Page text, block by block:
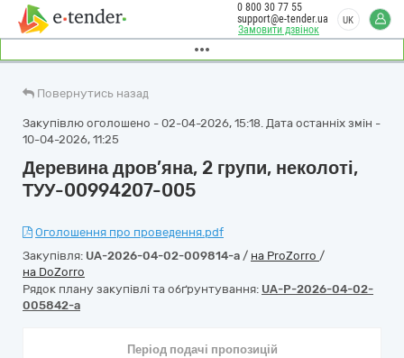
Замовити дзвінок
0 800 30 77 55
support@e-tender.ua
UK
Повернутись назад
Закупівлю оголошено - 02-04-2026, 15:18. Дата останніх змін -
10-04-2026, 11:25
Деревина дров’яна, 2 групи, неколоті,
ТУУ-00994207-005
Оголошення про проведення.pdf
Закупівля: UA-2026-04-02-009814-a / на ProZorro /
на DoZorro
Рядок плану закупівлі та обґрунтування: UA-P-2026-04-02-
005842-a
Період подачі пропозицій